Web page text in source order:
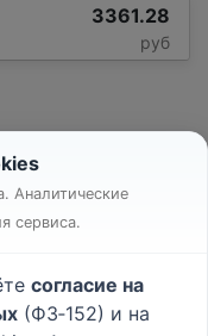
3361.28
руб
Аналитические
сервиса.
согласие на
(ФЗ‑152) и на